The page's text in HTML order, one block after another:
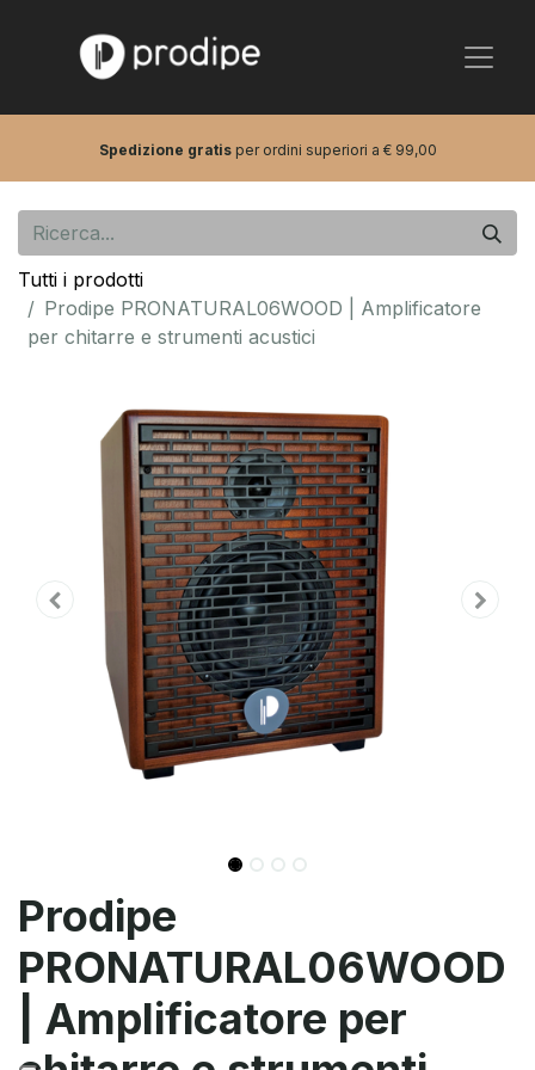
Spedizione gratis per ordini superiori a € 99,00
Tutti i prodotti
Prodipe PRONATURAL06WOOD | Amplificatore
per chitarre e strumenti acustici
Prodipe
PRONATURAL06WOOD
| Amplificatore per